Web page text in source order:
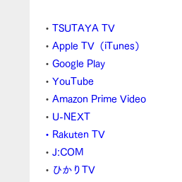
・TSUTAYA TV
・Apple TV（iTunes）
・Google Play
・YouTube
・Amazon Prime Video
・ U-NEXT
・Rakuten TV
・J:COM
・ ひかりTV